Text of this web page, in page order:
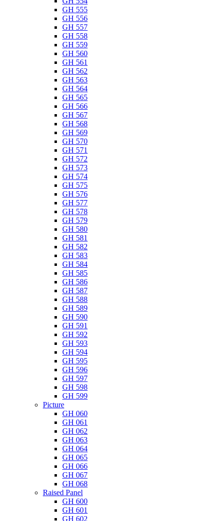
GH 555
GH 556
GH 557
GH 558
GH 559
GH 560
GH 561
GH 562
GH 563
GH 564
GH 565
GH 566
GH 567
GH 568
GH 569
GH 570
GH 571
GH 572
GH 573
GH 574
GH 575
GH 576
GH 577
GH 578
GH 579
GH 580
GH 581
GH 582
GH 583
GH 584
GH 585
GH 586
GH 587
GH 588
GH 589
GH 590
GH 591
GH 592
GH 593
GH 594
GH 595
GH 596
GH 597
GH 598
GH 599
Picture
GH 060
GH 061
GH 062
GH 063
GH 064
GH 065
GH 066
GH 067
GH 068
Raised Panel
GH 600
GH 601
GH 602